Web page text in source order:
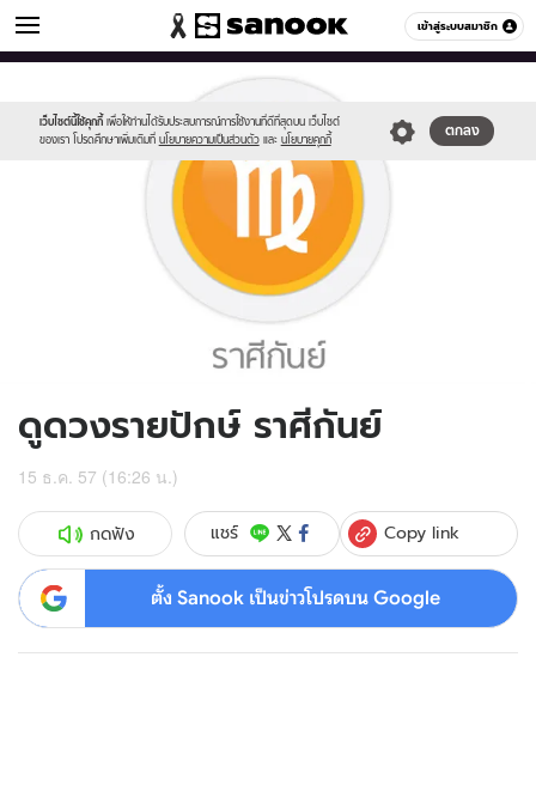
เข้าสู่ระบบสมาชิก
ดูดวง หมวดอื่นๆ
เว็บไซต์นี้ใช้คุกกี้ เพื่อให้ท่านได้รับประสบการณ์การใช้งานที่ดีที่สุดบน เว็บไซต์
ของเรา โปรดศึกษาเพิ่มเติมที่ นโยบายความเป็นส่วนตัว และ นโยบายคุกกี้
ตกลง
//s.isanook.com/sr/0/images/logo-
sanook.png
//s.isanook.com/ho/0/ud/15/75189/06_virgo.jpg
ดูดวงรายปักษ์ ราศีกันย์
15 ธ.ค. 57 (16:26 น.)
กดฟัง แชร์ Copy link
ตั้ง Sanook เป็นข่าวโปรดบน Google